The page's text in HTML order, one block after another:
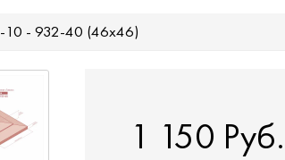
10 - 932-40 (46x46)
1 150 Руб.